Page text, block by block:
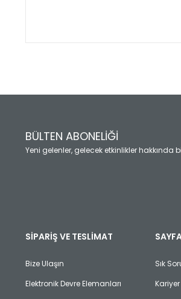
Ürün açıklamasında eksik
Ürün fiyatı diğer sitelerden daha
Bu ürüne benzer farklı
BÜLTEN ABONELİĞİ
Yeni gelenler, gelecek etkinlikler
SİPARİŞ VE TESLİMAT
Bize Ulaşın
Elektronik Devre Elemanları
Sık
Kariyer